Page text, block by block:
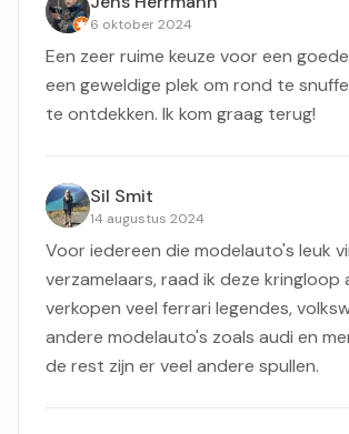
6 oktober 2024
Een zeer ruime keuze voor een
een geweldige plek om rond te
te ontdekken. Ik kom graag terug!
Sil Smit
14 augustus 2024
Voor iedereen die modelauto's leuk
verzamelaars, raad ik deze kringloop
verkopen veel ferrari legendes,
andere modelauto's zoals audi en
de rest zijn er veel andere spullen.